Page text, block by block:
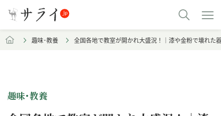
趣味･教養 全国各地で教室が開かれ大盛況！｜漆や金粉で壊れた
趣味･教養